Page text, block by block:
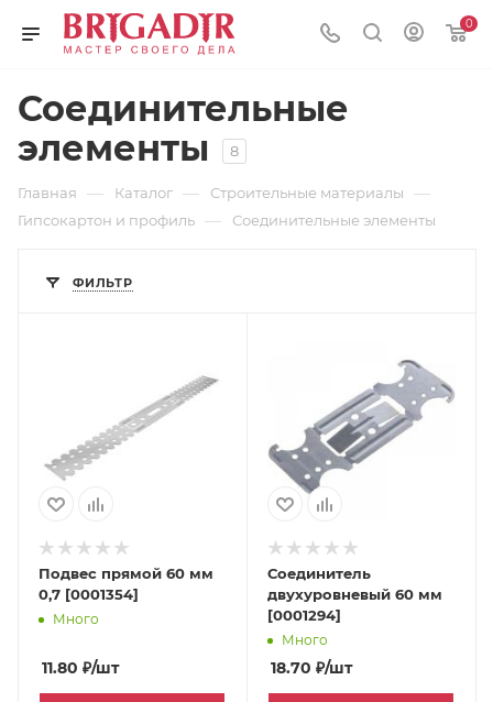
0
Соединительные
элементы
8
Главная — Каталог — Строительные материалы —
Гипсокартон и профиль — Соединительные элементы
ФИЛЬТР
Подвес прямой 60 мм
0,7 [0001354]
Много
11.80 ₽/шт
Соединитель
двухуровневый 60 мм
[0001294]
Много
18.70 ₽/шт